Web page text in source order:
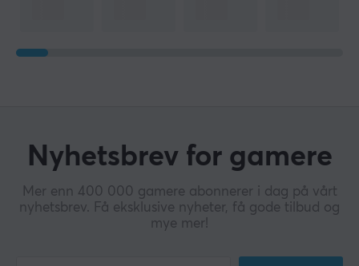
Nyhetsbrev for gamere
Mer enn 400 000 gamere abonnerer i dag på vårt
nyhetsbrev. Få eksklusive nyheter, få gode tilbud og
mye mer!